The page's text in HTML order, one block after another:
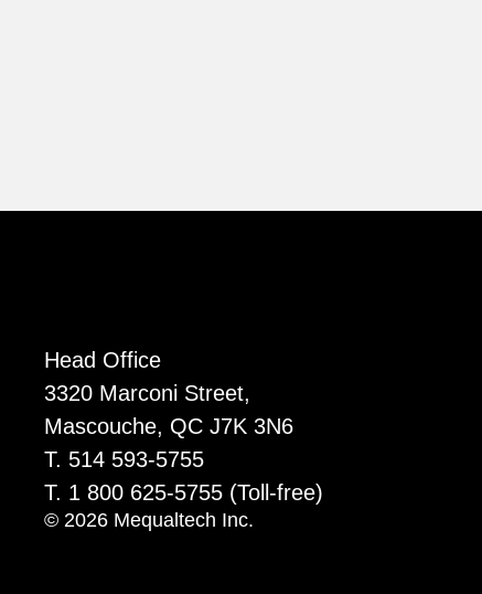
Head Office
3320 Marconi Street,
Mascouche, QC J7K 3N6
T. 514 593-5755
T. 1 800 625-5755 (Toll-free)
© 2026 Mequaltech Inc.